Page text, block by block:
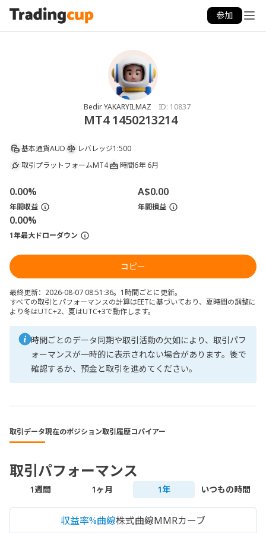
参加
Bedir YAKARYILMAZ ID: 10837
MT4 1450213214
基本通貨AUD レバレッジ1:500
取引プラットフォームMT4 時間6年 6月
0.00%
年間収益
A$0.00
年間損益
0.00%
1年最大ドローダウン
コピー
最終更新：2026-08-07 08:51:36。1時間ごとに更新。
すべての取引とパフォーマンスの計算はEETに基づいており、夏時間の調整に
より冬はUTC+2、夏はUTC+3で動作します。
時間ごとのデータ同期や取引活動の欠如により、取引パフ
ォーマンスが一時的に表示されない場合があります。後で
確認するか、預金と取引を進めてください。
取引データ現在のポジション取引履歴コパイアー
取引パフォーマンス
1週間 1ヶ月 1年 いつもの時間
収益率%曲線株式曲線MMRカーブ